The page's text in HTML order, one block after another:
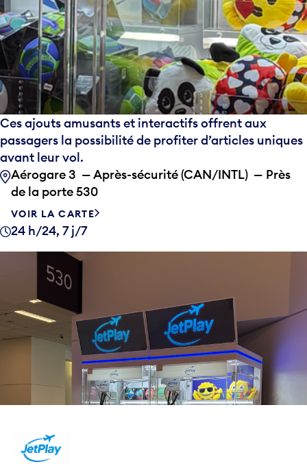
Ces ajouts amusants et interactifs offrent aux
passagers la possibilité de profiter d’articles uniques
avant leur vol.
Aérogare 3 — Après-sécurité (CAN/INTL) — Près
de la porte 530
VOIR LA CARTE
24 h/24, 7 j/7